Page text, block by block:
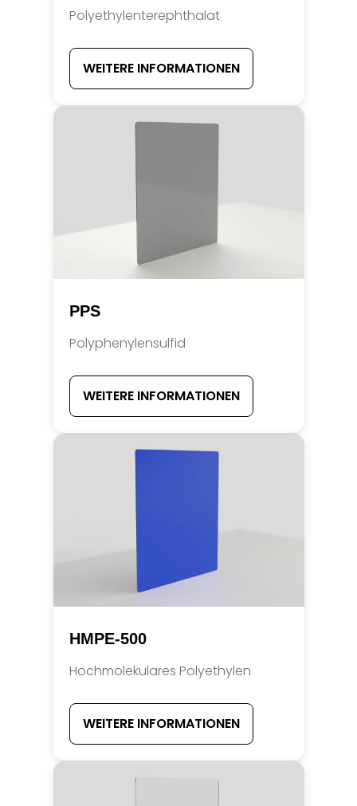
Polyethylenterephthalat
WEITERE INFORMATIONEN
PPS
Polyphenylensulfid
WEITERE INFORMATIONEN
HMPE-500
Hochmolekulares Polyethylen
WEITERE INFORMATIONEN